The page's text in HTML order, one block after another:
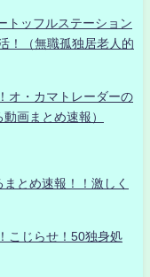
トッフルステーション
！（無職孤独居老人的
オ・カマトレーダーの
画まとめ速報）
とめ速報！！激しく
こじらせ！50独身処